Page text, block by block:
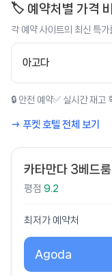
🏷️ 예약처별 가격
각 예약 사이트의 최신 특가
아고다
🔒 안전 예약✅ 실시간 재고
→ 푸켓 호텔 전체 보기
카타만다 3베드
평점 9.2
최저가 예약처
Agoda